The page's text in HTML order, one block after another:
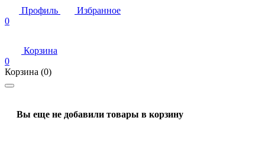
Профиль
Избранное
0
Корзина
0
Корзина (0)
Вы еще не добавили товары в корзину